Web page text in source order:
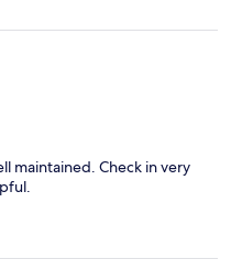
maintained. Check in very